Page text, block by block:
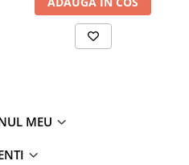
lumină albă, lumină caldă,
fotografic
/ 1.02 M
MEU